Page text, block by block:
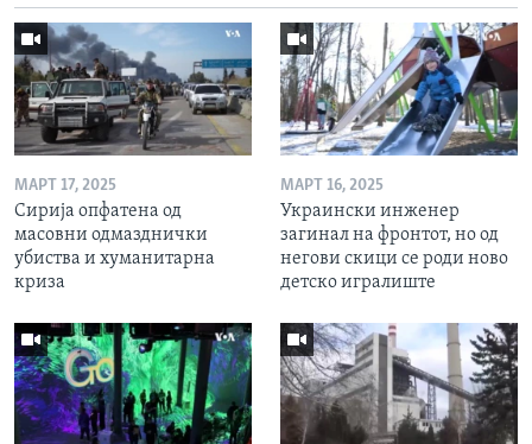
МАРТ 17, 2025
Сирија опфатена од
масовни одмазднички
убиства и хуманитарна
криза
МАРТ 16, 2025
Украински инженер
загинал на фронтот, но од
негови скици се роди ново
детско игралиште